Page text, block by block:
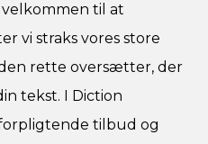
velkommen til at
vi straks vores store
rette oversætter, der
tekst. I Diction
tilbud og